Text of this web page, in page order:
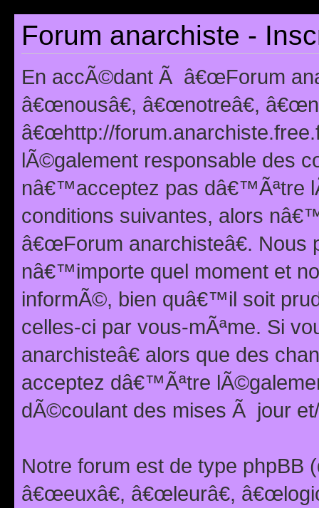
Forum anarchiste -
En accÃ©dant Ã â€œForum
â€œnousâ€, â€œnotreâ€,
â€œhttp://
lÃ©galement responsable des
nâ€™acceptez pas dâ€™Ãªtre
conditions suivantes, alors
â€œForum anarchisteâ€.
nâ€™importe quel moment et
informÃ©, bien quâ€™il soit
celles-ci par vous-mÃªme. Si
anarchisteâ€ alors que des
acceptez dâ€™Ãªtre
dÃ©coulant des mises Ã jour
Notre forum est de type phpBB
â€œeuxâ€, â€œleurâ€,